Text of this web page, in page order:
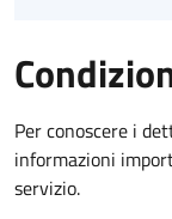
Per conoscere i
informazioni
servizio.